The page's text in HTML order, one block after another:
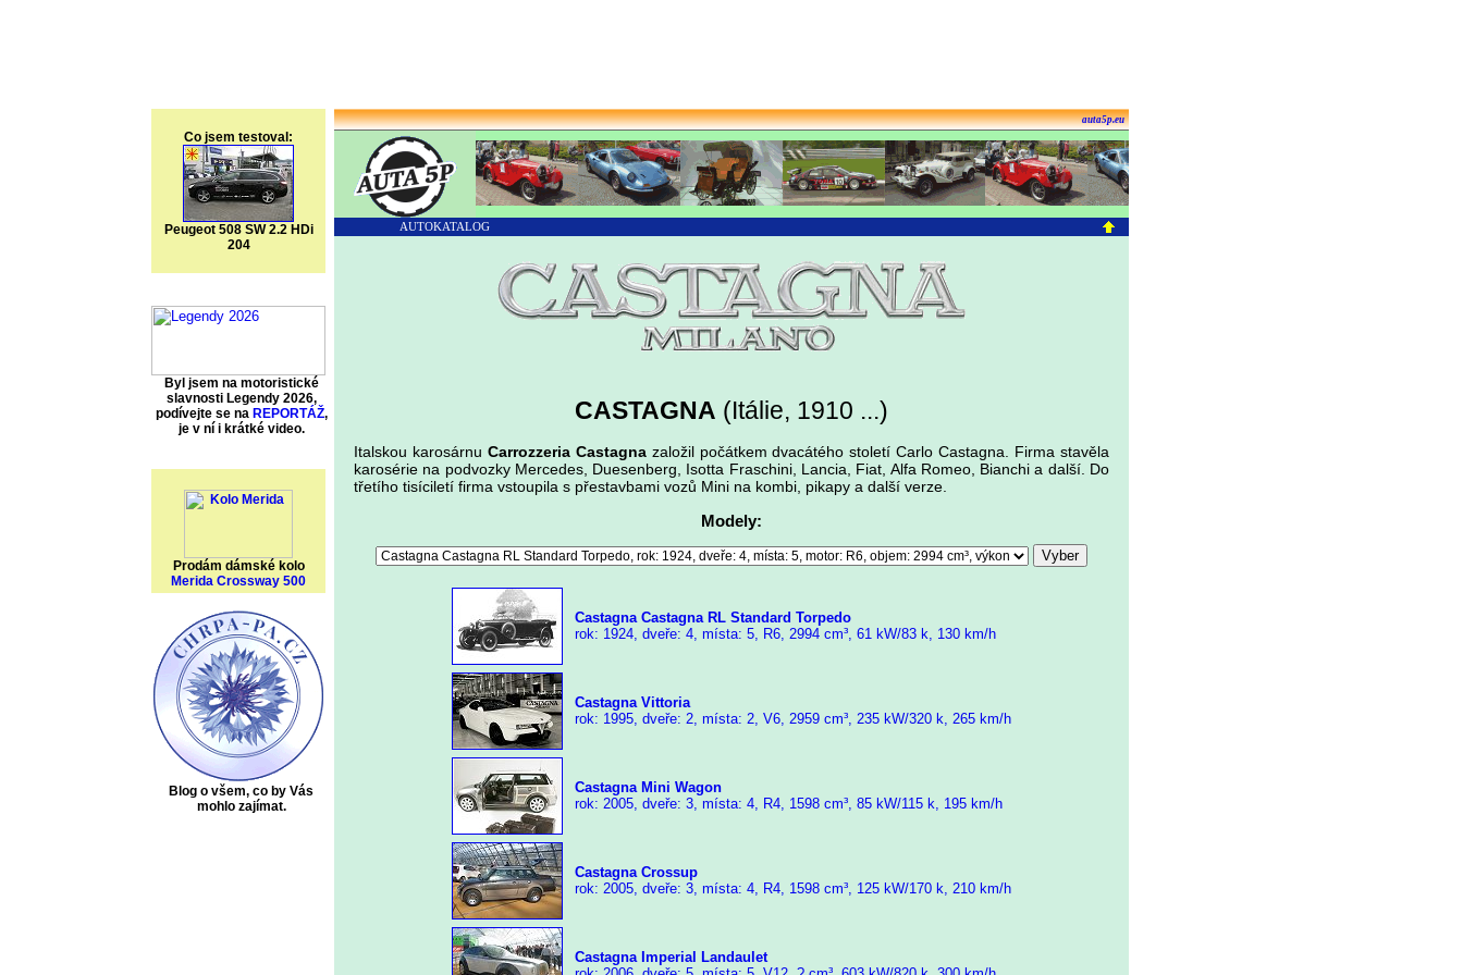
Co jsem testoval:
Peugeot 508 SW 2.2 HDi
204
Byl jsem na motoristické
slavnosti Legendy 2026,
podívejte se na REPORTÁŽ,
je v ní i krátké video.
Prodám dámské kolo
Merida Crossway 500
Blog o všem, co by Vás
mohlo zajímat.
auta5p.eu
AUTOKATALOG
CASTAGNA (Itálie, 1910 ...)
Italskou karosárnu Carrozzeria Castagnazaložil počátkem dvacátého století Carlo Castagna. Firma stavěla
karosérie na podvozky Mercedes, Duesenberg, Isotta Fraschini, Lancia, Fiat, Alfa Romeo, Bianchi a další. Do
třetího tisíciletí firma vstoupila s přestavbami vozů Mini na kombi, pikapy a další verze.
Modely:
Castagna Castagna RL Standard Torpedo
rok: 1924, dveře: 4, místa: 5, R6, 2994 cm³, 61 kW/83 k, 130 km/h
Castagna Vittoria
rok: 1995, dveře: 2, místa: 2, V6, 2959 cm³, 235 kW/320 k, 265 km/h
Castagna Mini Wagon
rok: 2005, dveře: 3, místa: 4, R4, 1598 cm³, 85 kW/115 k, 195 km/h
Castagna Crossup
rok: 2005, dveře: 3, místa: 4, R4, 1598 cm³, 125 kW/170 k, 210 km/h
Castagna Imperial Landaulet